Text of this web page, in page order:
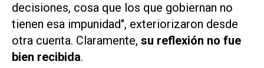
decisiones, cosa que los que gobiernan no
tienen esa impunidad", exteriorizaron desde
otra cuenta. Claramente, su reflexión no fue
bien recibida.